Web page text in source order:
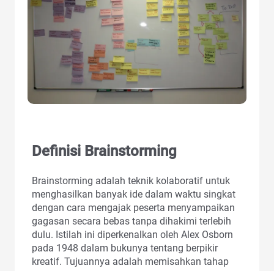
Definisi Brainstorming
Brainstorming adalah teknik kolaboratif untuk
menghasilkan banyak ide dalam waktu singkat
dengan cara mengajak peserta menyampaikan
gagasan secara bebas tanpa dihakimi terlebih
dulu. Istilah ini diperkenalkan oleh Alex Osborn
pada 1948 dalam bukunya tentang berpikir
kreatif. Tujuannya adalah memisahkan tahap